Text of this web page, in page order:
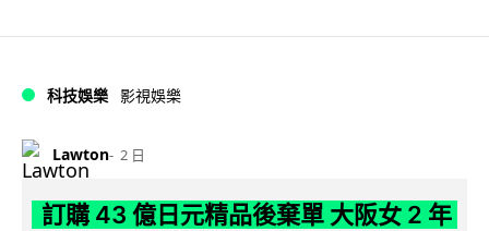
科技娛樂 影視娛樂
Lawton 2 日
訂購 43 億日元精品後棄單 大阪女 2 年